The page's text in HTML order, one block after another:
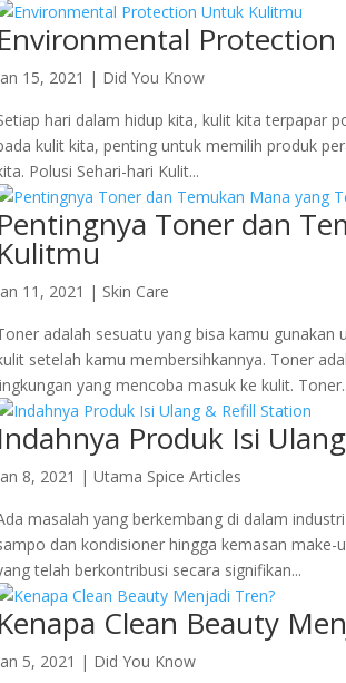
Environmental
15, 2021 | Did You Know
hari dalam hidup kita, kulit kita terpapar
kulit kita, penting untuk memilih produk
Polusi Sehari-hari Kulit...
Pentingnya Toner dan
Kulitmu
11, 2021 | Skin Care
adalah sesuatu yang bisa kamu
setelah kamu membersihkannya. Toner
yang mencoba masuk ke kulit.
Indahnya Produk Isi
8, 2021 |Utama Spice Articles
masalah yang berkembang di dalam
dan kondisioner hingga kemasan
telah berkontribusi secara signifikan...
Kenapa Clean Beauty
5, 2021 | Did You Know